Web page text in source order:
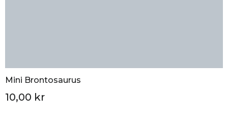
Mini Brontosaurus
10,00 kr